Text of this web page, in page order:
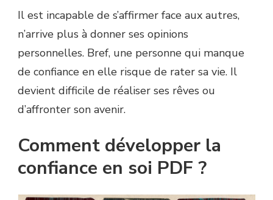
Il est incapable de s’affirmer face aux autres,
n’arrive plus à donner ses opinions
personnelles. Bref, une personne qui manque
de confiance en elle risque de rater sa vie. Il
devient difficile de réaliser ses rêves ou
d’affronter son avenir.
Comment développer la
confiance en soi PDF ?